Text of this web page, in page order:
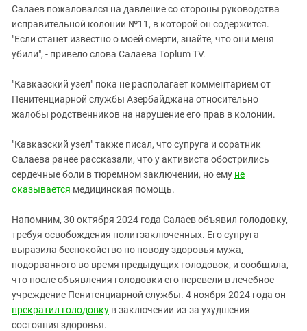
Салаев пожаловался на давление со стороны руководства
исправительной колонии №11, в которой он содержится.
"Если станет известно о моей смерти, знайте, что они меня
убили", - привело слова Салаева Toplum TV.
"Кавказский узел" пока не располагает комментарием от
Пенитенциарной службы Азербайджана относительно
жалобы родственников на нарушение его прав в колонии.
"Кавказский узел" также писал, что супруга и соратник
Салаева ранее рассказали, что у активиста обострились
сердечные боли в тюремном заключении, но ему не
оказывается медицинская помощь.
Напомним, 30 октября 2024 года Салаев объявил голодовку,
требуя освобождения политзаключенных. Его супруга
выразила беспокойство по поводу здоровья мужа,
подорванного во время предыдущих голодовок, и сообщила,
что после объявления голодовки его перевели в лечебное
учреждение Пенитенциарной службы. 4 ноября 2024 года он
прекратил голодовку в заключении из-за ухудшения
состояния здоровья.